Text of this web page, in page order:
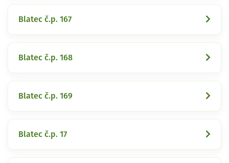
Blatec č.p. 167
Blatec č.p. 168
Blatec č.p. 169
Blatec č.p. 17